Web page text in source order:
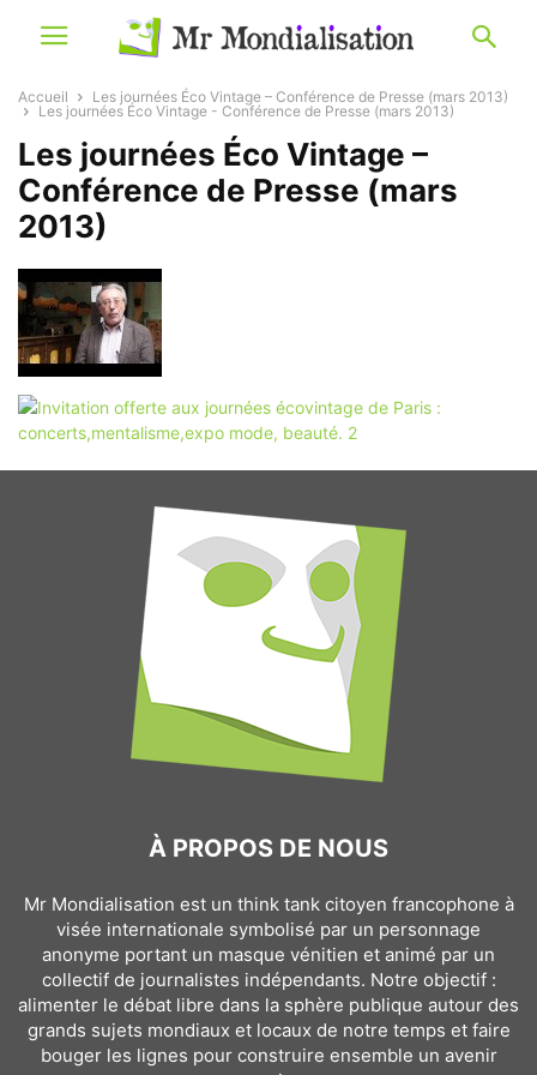
Accueil
Les journées Éco Vintage – Conférence de Presse (mars 2013)
Les journées Éco Vintage - Conférence de Presse (mars 2013)
Les journées Éco Vintage –
Conférence de Presse (mars
2013)
À PROPOS DE NOUS
Mr Mondialisation est un think tank citoyen francophone à
visée internationale symbolisé par un personnage
anonyme portant un masque vénitien et animé par un
collectif de journalistes indépendants. Notre objectif :
alimenter le débat libre dans la sphère publique autour des
grands sujets mondiaux et locaux de notre temps et faire
bouger les lignes pour construire ensemble un avenir